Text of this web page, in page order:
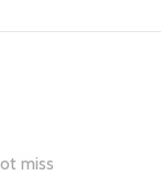
miss